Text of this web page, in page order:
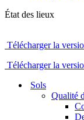
État des lieux
Télécharger la
Télécharger la
Sols
Qualité